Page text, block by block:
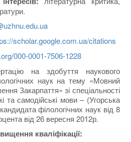
scholar.google.com.ua/citations
000-0001-7506-1228
на здобуття наукового
наук на тему «Мовний
Закарпаття» зі спеціальності
та самодійські мови – (Угорська
філологічних наук від 8
від 26 вересня 2012р.
кваліфікації: